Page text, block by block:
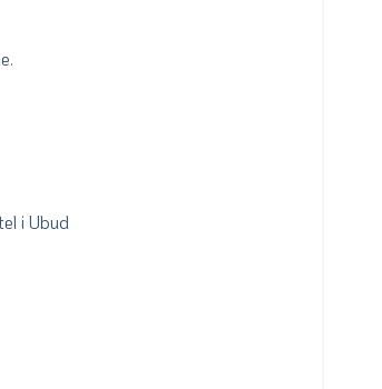
i Ubud